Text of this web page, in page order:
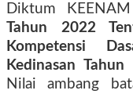
Diktum KEENAM
Tahun 2022
Kompetensi
Kedinasan Tahun
Nilai ambang